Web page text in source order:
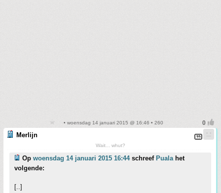
• woensdag 14 januari 2015 @ 16:46 • 260
Merlijn
Wait... whut?
Op woensdag 14 januari 2015 16:44schreef Pualahet
volgende:
[..]